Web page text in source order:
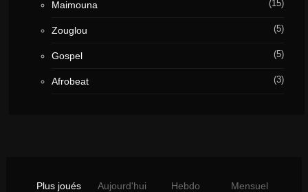
Maimouna (15)
Zouglou (5)
Gospel (5)
Afrobeat (3)
Plus joués Aujourd'hui Hebdo Mensuel